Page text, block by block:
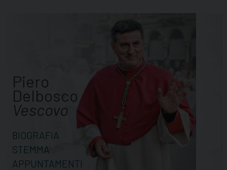
Piero
Delbosco
Vescovo
BIOGRAFIA
STEMMA
APPUNTAMENTI